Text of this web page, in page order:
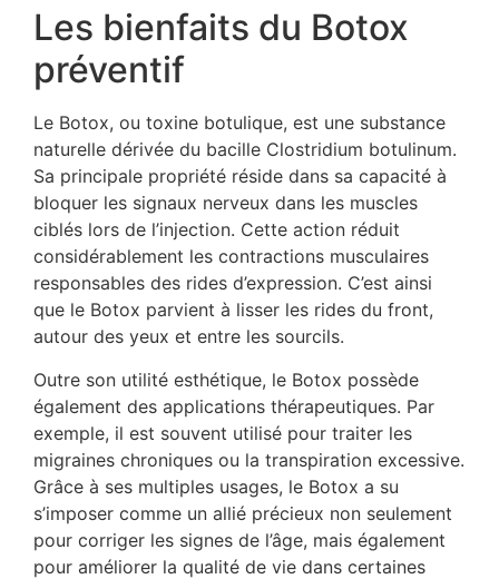
Les bienfaits du Botox
préventif
Le Botox, ou toxine botulique, est une substance
naturelle dérivée du bacille Clostridium botulinum.
Sa principale propriété réside dans sa capacité à
bloquer les signaux nerveux dans les muscles
ciblés lors de l’injection. Cette action réduit
considérablement les contractions musculaires
responsables des rides d’expression. C’est ainsi
que le Botox parvient à lisser les rides du front,
autour des yeux et entre les sourcils.
Outre son utilité esthétique, le Botox possède
également des applications thérapeutiques. Par
exemple, il est souvent utilisé pour traiter les
migraines chroniques ou la transpiration excessive.
Grâce à ses multiples usages, le Botox a su
s’imposer comme un allié précieux non seulement
pour corriger les signes de l’âge, mais également
pour améliorer la qualité de vie dans certaines